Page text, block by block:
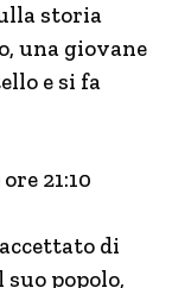
storia
una giovane
e si fa
21:10
di
popolo,